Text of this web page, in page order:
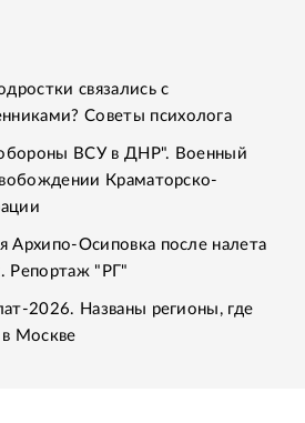
связались с
Советы психолога
ВСУ в ДНР". Военный
Краматорско-
Архипо-Осиповка после налета
Репортаж "РГ"
2026. Названы регионы, где
Москве